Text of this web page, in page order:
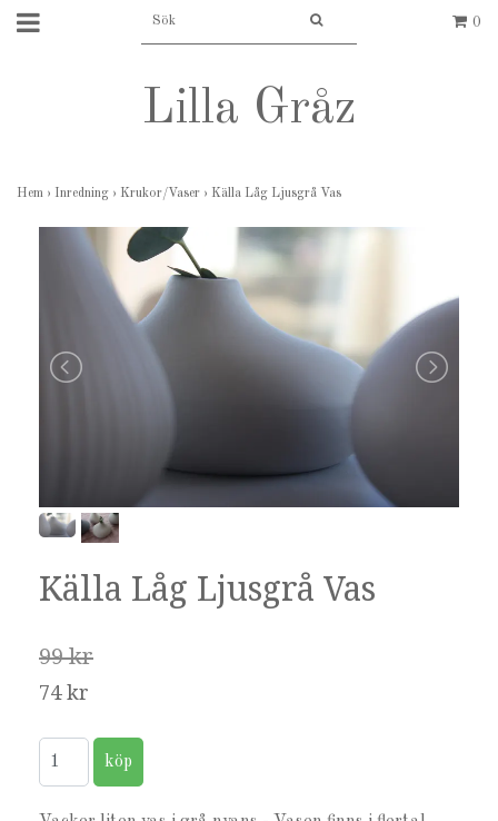
0
Lilla Gråz
Hem › Inredning › Krukor/Vaser › Källa Låg Ljusgrå Vas
Källa Låg Ljusgrå Vas
99 kr
74 kr